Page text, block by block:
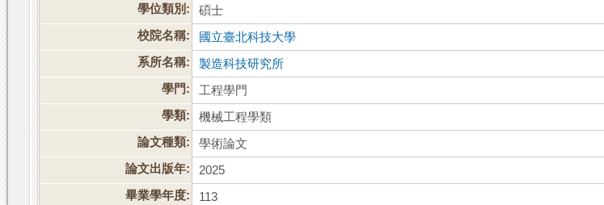
學位類別:
碩士
校院名稱:
國立臺北科技大學
系所名稱:
製造科技研究所
學門:
工程學門
學類:
機械工程學類
論文種類:
學術論文
論文出版年:
2025
畢業學年度:
113